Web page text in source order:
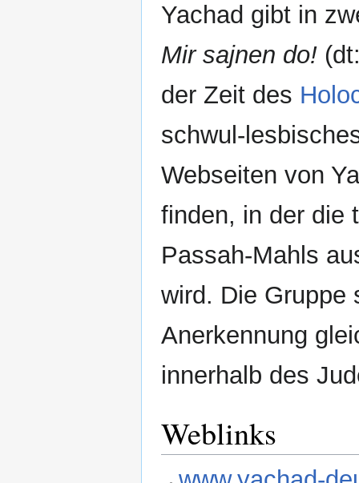
Yachad gibt in
Mir sajnen do!
der Zeit des
schwul-
Webseiten von
finden, in der die
Passah-Mahls
wird. Die Gruppe
Anerkennung
innerhalb des
Weblinks